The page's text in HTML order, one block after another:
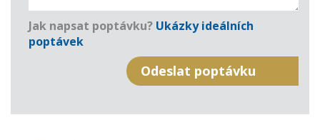
Jak napsat poptávku? Ukázky ideálních
poptávek